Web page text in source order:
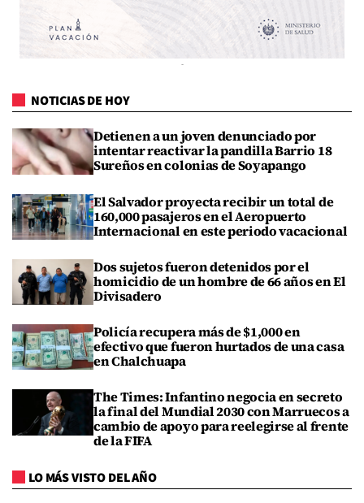
NOTICIAS DE HOY
Detienen a un joven denunciado por
intentar reactivar la pandilla Barrio 18
Sureños en colonias de Soyapango
El Salvador proyecta recibir un total de
160,000 pasajeros en el Aeropuerto
Internacional en este periodo vacacional
Dos sujetos fueron detenidos por el
homicidio de un hombre de 66 años en El
Divisadero
Policía recupera más de $1,000 en
efectivo que fueron hurtados de una casa
en Chalchuapa
The Times: Infantino negocia en secreto
la final del Mundial 2030 con Marruecos a
cambio de apoyo para reelegirse al frente
de la FIFA
LO MÁS VISTO DEL AÑO